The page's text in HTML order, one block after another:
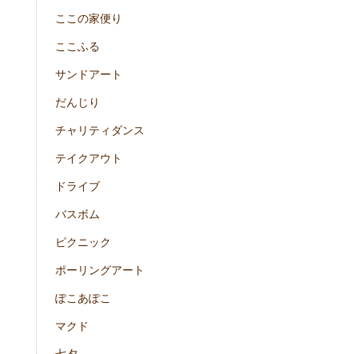
ここの家便り
ここふる
サンドアート
だんじり
チャリティダンス
テイクアウト
ドライブ
バスボム
ピクニック
ポーリングアート
ぽこあぽこ
マクド